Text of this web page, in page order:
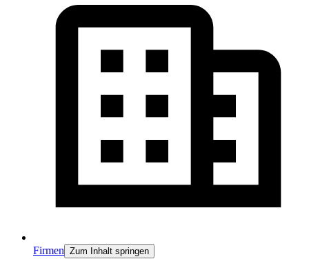
Firmen Zum Inhalt springen